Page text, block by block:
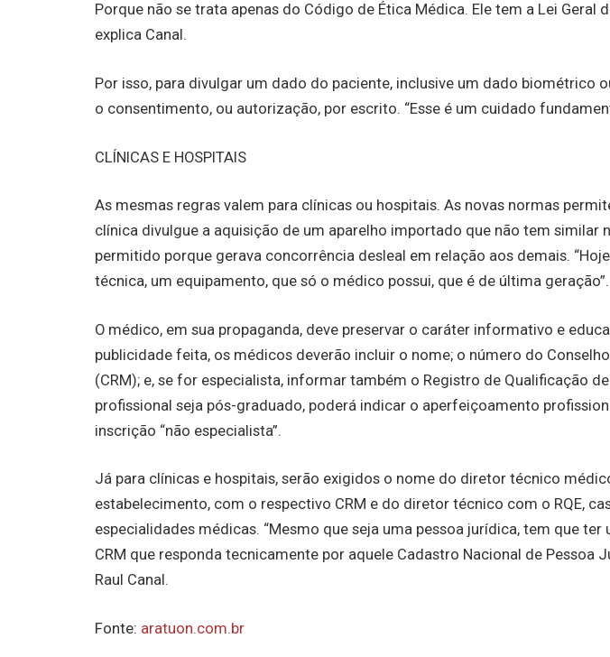
Porque não se trata apenas do Código de Ética Médica. Ele tem a Lei Geral
explica Canal.
Por isso, para divulgar um dado do paciente, inclusive um dado biométrico
o consentimento, ou autorização, por escrito. “Esse é um cuidado
CLÍNICAS E HOSPITAIS
As mesmas regras valem para clínicas ou hospitais. As novas normas
clínica divulgue a aquisição de um aparelho importado que não tem similar
permitido porque gerava concorrência desleal em relação aos demais.
técnica, um equipamento, que só o médico possui, que é de última geração”.
O médico, em sua propaganda, deve preservar o caráter informativo e
publicidade feita, os médicos deverão incluir o nome; o número do
(CRM); e, se for especialista, informar também o Registro de Qualificação de
profissional seja pós-graduado, poderá indicar o aperfeiçoamento
inscrição “não especialista”.
Já para clínicas e hospitais, serão exigidos o nome do diretor técnico
estabelecimento, com o respectivo CRM e do diretor técnico com o RQE,
especialidades médicas. “Mesmo que seja uma pessoa jurídica, tem que
CRM que responda tecnicamente por aquele Cadastro Nacional de Pessoa
Raul Canal.
Fonte: aratuon.com.br